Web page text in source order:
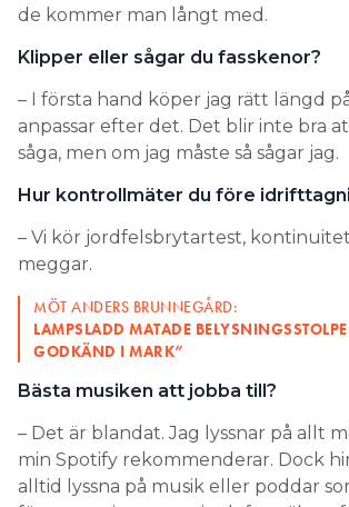
de kommer man långt med.
Klipper eller sågar du fasskenor?
– I första hand köper jag rätt längd
anpassar efter det. Det blir inte bra
såga, men om jag måste så sågar jag.
Hur kontrollmäter du före
– Vi kör jordfelsbrytartest,
meggar.
MÖT ANDERS BRUNNEGÅRD:
LAMPSLADD MATADE
GODKÄND I MARK”
Bästa musiken att jobba till?
– Det är blandat. Jag lyssnar på allt
min Spotify rekommenderar. Dock
alltid lyssna på musik eller poddar